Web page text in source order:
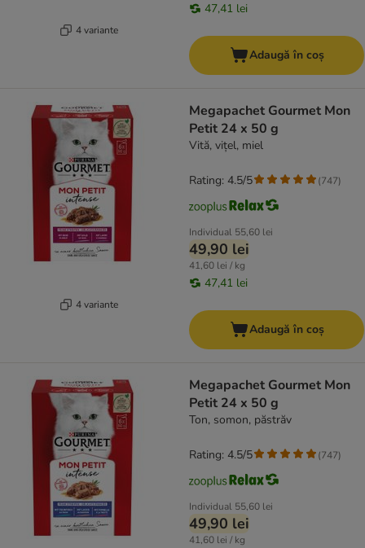
4 variante
47,41 lei
Adaugă în coș
4 variante
Megapachet Gourmet Mon
Petit 24 x 50 g
Vită, vițel, miel
Individual 55,60 lei
49,90 lei
41,60 lei / kg
47,41 lei
Rating: 4.5/5 (747)
Adaugă în coș
Megapachet Gourmet Mon
Petit 24 x 50 g
Ton, somon, păstrăv
Individual 55,60 lei
49,90 lei
41,60 lei / kg
Rating: 4.5/5 (747)